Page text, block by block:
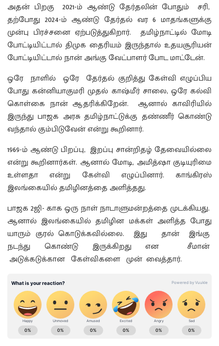
அதன் பிறகு 2021-ம் ஆண்டு தேர்தலின் போதும் சரி,
தற்போது 2024-ம் ஆண்டு தேர்தல் வர 6 மாதங்களுக்கு
முன்பு பிரச்சனை ஏற்படுத்துகிறார். தமிழ்நாட்டில் மோடி
போட்டியிட்டால் திமுக தைரியம் இருந்தால் உதயசூரியன்
போட்டியிட்டால் நான் அங்கு வேட்பாளர் போட மாட்டேன்.
ஒரே நாளில் ஒரே தேர்தல் குறித்து கேள்வி எழுப்பிய
போது கன்னியாகுமரி முதல் காஷ்மீர் சாலை, ஒரே கல்வி
கொள்கை நான் ஆதரிக்கிறேன். ஆனால் காவிரியில்
இருந்து பாஜக அரசு தமிழ்நாட்டுக்கு தண்ணீர் கொண்டு
வந்தால் கும்பிடுவேன் என்று கூறினார்.
1969-ம் ஆண்டு பிறப்பு, இறப்பு சான்றிதழ் தேவையில்லை
என்று கூறினார்கள். ஆனால் மோடி, அமித்ஷா குடியுரிமை
உள்ளதா என்று கேள்வி எழுப்பினார். காங்கிரஸ்
இலங்கையில் தமிழினத்தை அளித்தது.
பாஜக 2ஜி- காக ஒரு நாள் நாடாளுமன்றத்தை முடக்கியது.
ஆனால் இலங்கையில் தமிழின மக்கள் அளித்த போது
யாரும் குரல் கொடுக்கவில்லை. இது தான் இங்கு
நடந்து கொண்டு இருக்கிறது என சீமான்
அடுக்கடுக்கான கேள்விகளை முன் வைத்தார்.